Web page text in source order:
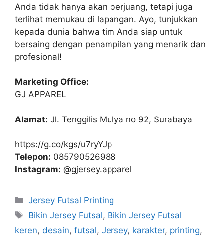
Anda tidak hanya akan berjuang, tetapi juga
terlihat memukau di lapangan. Ayo, tunjukkan
kepada dunia bahwa tim Anda siap untuk
bersaing dengan penampilan yang menarik dan
profesional!
Marketing Office:
GJ APPAREL
Alamat: Jl. Tenggilis Mulya no 92, Surabaya
https://g.co/kgs/u7ryYJp
Telepon: 085790526988
Instagram: @gjersey.apparel
Categories
Jersey Futsal Printing
Tags
Bikin Jersey Futsal, Bikin Jersey Futsal
keren, desain, futsal, Jersey, karakter, printing,